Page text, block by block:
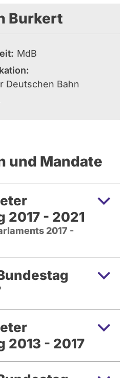
Burkert
MdB
Deutschen Bahn
und Mandate
2017 - 2021
2017 -
2013 - 2017